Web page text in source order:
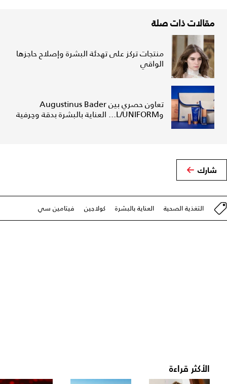
مقالات ذات صلة
منتجات تركز على تهدئة البشرة وإصلاح حاجزها
الواقي
تعاون حصري بين Augustinus Bader
وL/UNIFORM... العناية بالبشرة بدقة وحِرفية
شارك
التغذية الصحية العناية بالبشرة كولاجين فيتامين سي
الأكثر قراءة